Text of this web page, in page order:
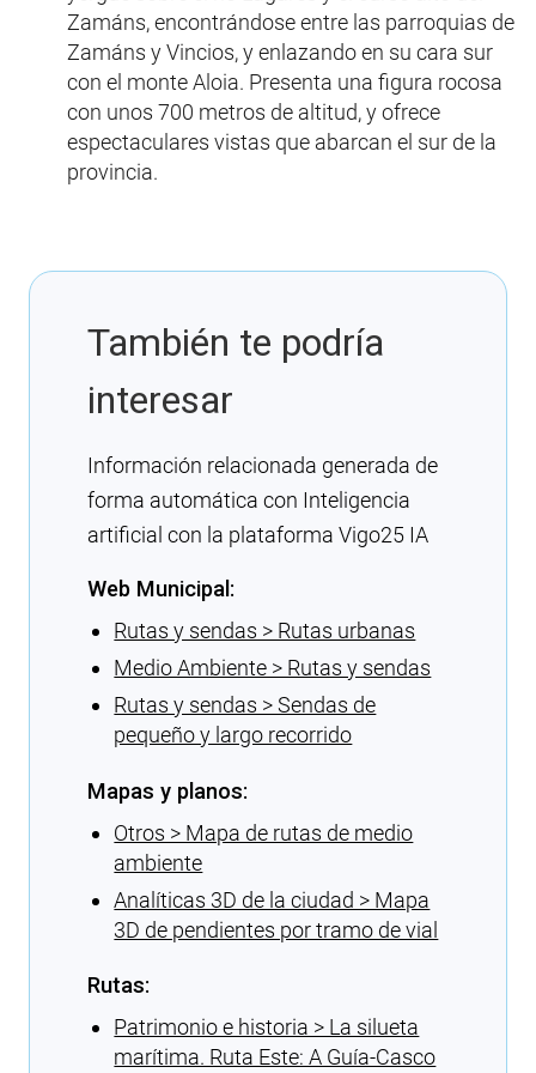
Zamáns, encontrándose entre las parroquias de
Zamáns y Vincios, y enlazando en su cara sur
con el monte Aloia. Presenta una figura rocosa
con unos 700 metros de altitud, y ofrece
espectaculares vistas que abarcan el sur de la
provincia.
También te podría
interesar
Información relacionada generada de
forma automática con Inteligencia
artificial con la plataforma Vigo25 IA
Web Municipal:
Rutas y sendas > Rutas urbanas
Medio Ambiente > Rutas y sendas
Rutas y sendas > Sendas de
pequeño y largo recorrido
Mapas y planos:
Otros > Mapa de rutas de medio
ambiente
Analíticas 3D de la ciudad > Mapa
3D de pendientes por tramo de vial
Rutas:
Patrimonio e historia > La silueta
marítima. Ruta Este: A Guía-Casco